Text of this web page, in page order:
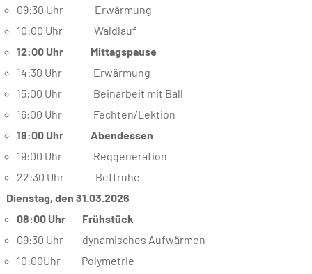
09:30 Uhr Erwärmung
10:00 Uhr Waldlauf
12:00 Uhr Mittagspause
14:30 Uhr Erwärmung
15:00 Uhr Beinarbeit mit Ball
16:00 Uhr Fechten/Lektion
18:00 Uhr Abendessen
19:00 Uhr Reqgeneration
22:30 Uhr Bettruhe
Dienstag, den 31.03.2026
08:00 Uhr Frühstück
09:30 Uhr dynamisches Aufwärmen
10:00Uhr Polymetrie